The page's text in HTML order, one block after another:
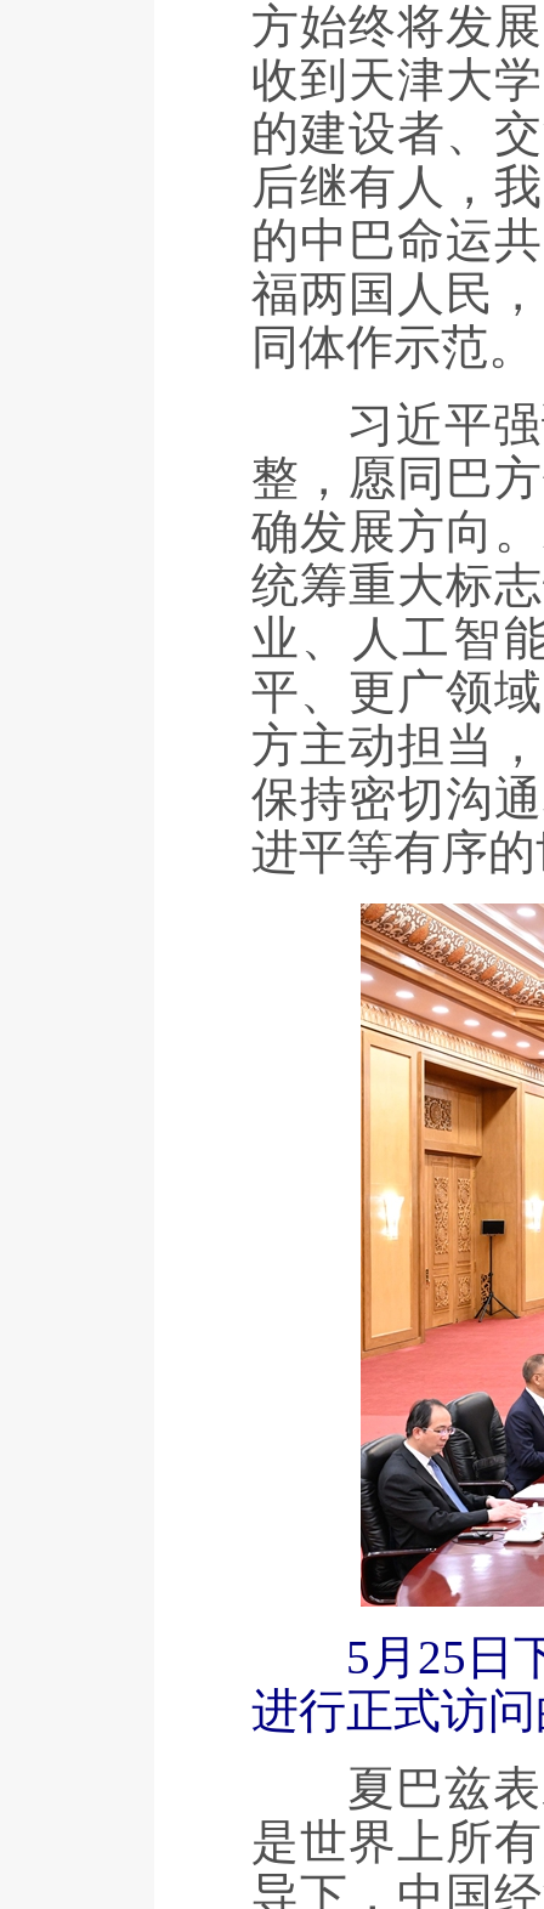
方始终将发
收到天津大
的建设者、
后继有人，
的中巴命运
福两国人民
同体作示范。
习近平强
整，愿同巴
确发展方向
统筹重大标
业、人工智
平、更广领
方主动担当
保持密切沟
进平等有序
5月25日
进行正式访
夏巴兹表
是世界上所
导下，中国